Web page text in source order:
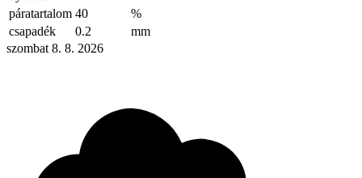
páratartalom 40
%
csapadék
0.2
mm
szombat 8. 8. 2026